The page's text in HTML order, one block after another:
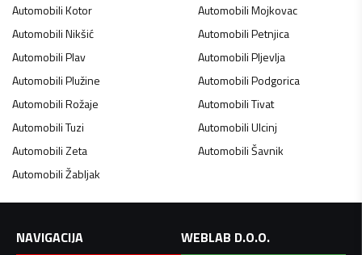
AutomobiliKotor AutomobiliMojkovac
AutomobiliNikšić AutomobiliPetnjica
AutomobiliPlav AutomobiliPljevlja
AutomobiliPlužine AutomobiliPodgorica
AutomobiliRožaje AutomobiliTivat
AutomobiliTuzi AutomobiliUlcinj
AutomobiliZeta AutomobiliŠavnik
AutomobiliŽabljak
NAVIGACIJA
WEBLAB D.O.O.